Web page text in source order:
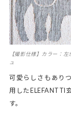
【撮影仕様】カラー：
ュ
可愛らしさもあり
用したELEFANTTI
す。